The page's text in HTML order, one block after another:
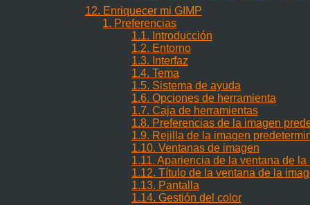
12. Enriquecer mi GIMP
1. Preferencias
1.1. Introducción
1.2. Entorno
1.3. Interfaz
1.4. Tema
1.5. Sistema de ayuda
1.6. Opciones de herramienta
1.7. Caja de herramientas
1.8. Preferencias de la imagen
1.9. Rejilla de la imagen
1.10. Ventanas de imagen
1.11. Apariencia de la ventana de la
1.12. Título de la ventana de la
1.13. Pantalla
1.14. Gestión del color